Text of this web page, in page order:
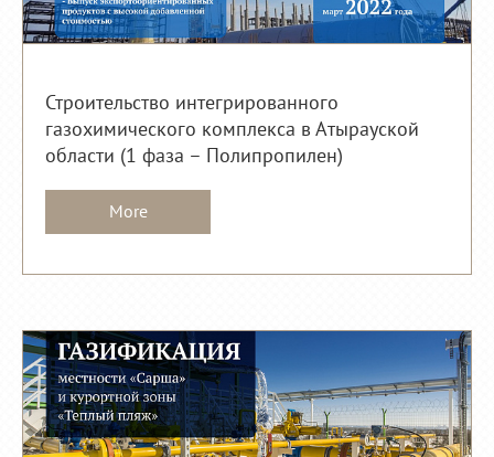
Строительство интегрированного
газохимического комплекса в Атырауской
области (1 фаза – Полипропилен)
More